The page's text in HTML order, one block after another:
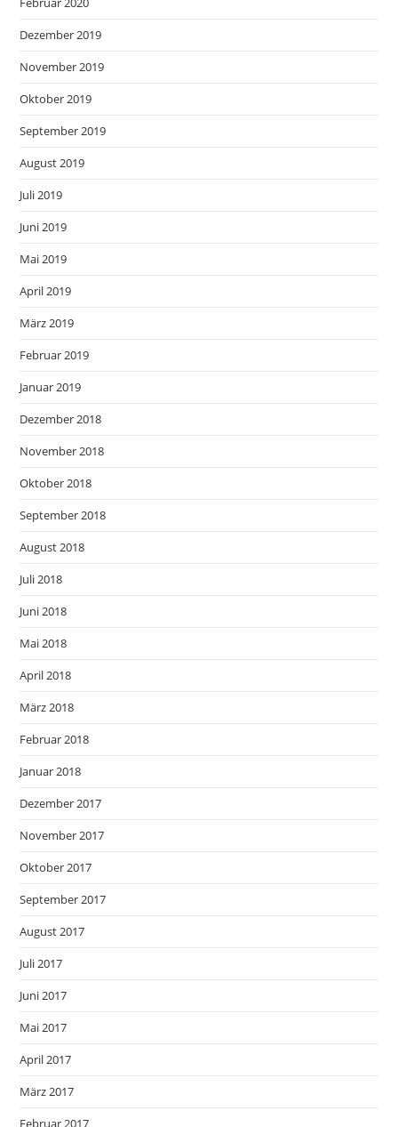
Dezember 2019
November 2019
Oktober 2019
September 2019
August 2019
Juli 2019
Juni 2019
Mai 2019
April 2019
März 2019
Februar 2019
Januar 2019
Dezember 2018
November 2018
Oktober 2018
September 2018
August 2018
Juli 2018
Juni 2018
Mai 2018
April 2018
März 2018
Februar 2018
Januar 2018
Dezember 2017
November 2017
Oktober 2017
September 2017
August 2017
Juli 2017
Juni 2017
Mai 2017
April 2017
März 2017